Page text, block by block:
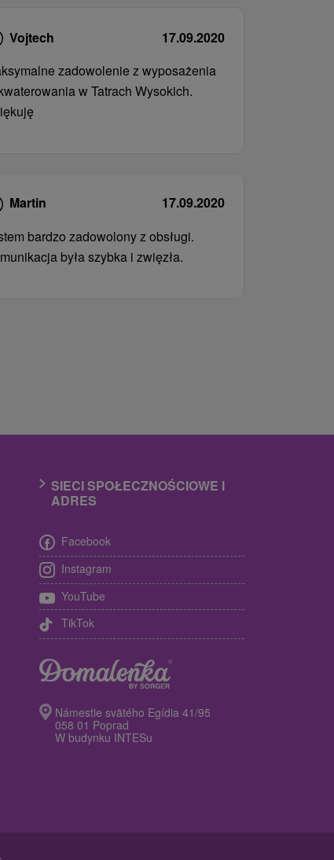
Vojtech
17.09.2020
zadowolenie z wyposażenia
w Tatrach Wysokich.
Martin
17.09.2020
bardzo zadowolony z obsługi.
była szybka i zwięzła.
SIECI SPOŁECZNOŚCIOWE I
ADRES
Facebook
Instagram
YouTube
TikTok
Námestie svätého Egídia 41/95
058 01 Poprad
W budynku INTESu